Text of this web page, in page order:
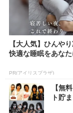
【大人気】ひんや
快適な睡眠をあなた
PR(アイリスプラザ)
【無
ト貯